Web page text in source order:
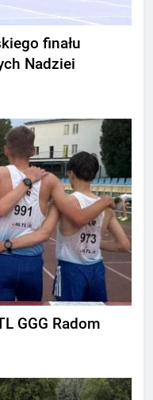
finału
Nadziei
GGG Radom